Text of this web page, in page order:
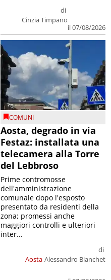
di
Cinzia Timpano
il 07/08/2026
COMUNI
Aosta, degrado in via
Festaz: installata una
telecamera alla Torre
del Lebbroso
Aosta
di
Alessandro Bianchet
Prime contromosse
dell'amministrazione
comunale dopo l'esposto
presentato da residenti della
zona; promessi anche
maggiori controlli e ulteriori
inter...